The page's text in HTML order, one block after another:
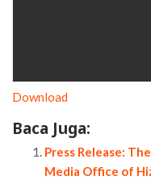
Download
Baca Juga:
Press Release:
Media Office of